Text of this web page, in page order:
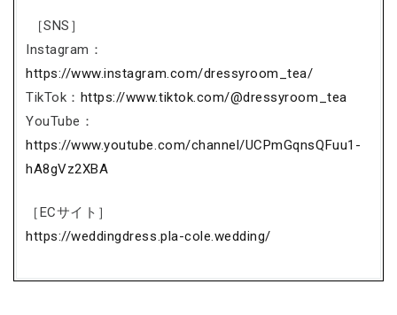
［SNS］
Instagram：
https://www.instagram.com/dressyroom_tea/
TikTok： https://www.tiktok.com/@dressyroom_tea
YouTube：
https://www.youtube.com/channel/UCPmGqnsQFuu1-
hA8gVz2XBA
［ECサイト］
https://weddingdress.pla-cole.wedding/